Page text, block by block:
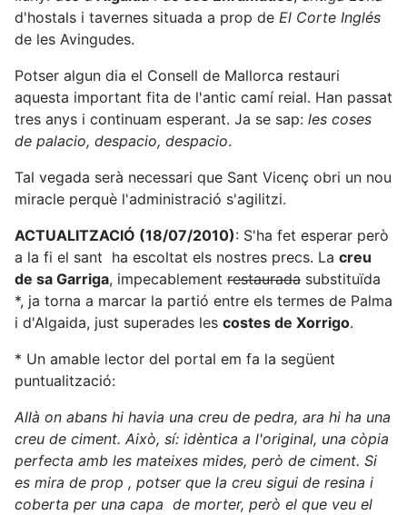
d'hostals i tavernes situada a prop de El Corte Inglés
de les Avingudes.
Potser algun dia el Consell de Mallorca restauri
aquesta important fita de l'antic camí reial. Han passat
tres anys i continuam esperant. Ja se sap: les coses
de palacio, despacio, despacio.
Tal vegada serà necessari que Sant Vicenç obri un nou
miracle perquè l'administració s'agilitzi.
ACTUALITZACIÓ (18/07/2010): S'ha fet esperar però
a la fi el sant ha escoltat els nostres precs. La creu
de sa Garriga, impecablement restaurada substituïda
*, ja torna a marcar la partió entre els termes de Palma
i d'Algaida, just superades les costes de Xorrigo.
* Un amable lector del portal em fa la següent
puntualització:
Allà on abans hi havia una creu de pedra, ara hi ha una
creu de ciment. Això, sí: idèntica a l'original, una còpia
perfecta amb les mateixes mides, però de ciment. Si
es mira de prop , potser que la creu sigui de resina i
coberta per una capa de morter, però el que veu el